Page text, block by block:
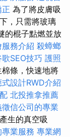
為了將皮膚吸
，只需將玻璃
的棍子點燃並放
務介紹 殺蟑螂
SEO技巧 護照
條，快速地將
設計RWD介紹
北投推拿推薦
信公司的專業
生的真空吸
業服務 專業網